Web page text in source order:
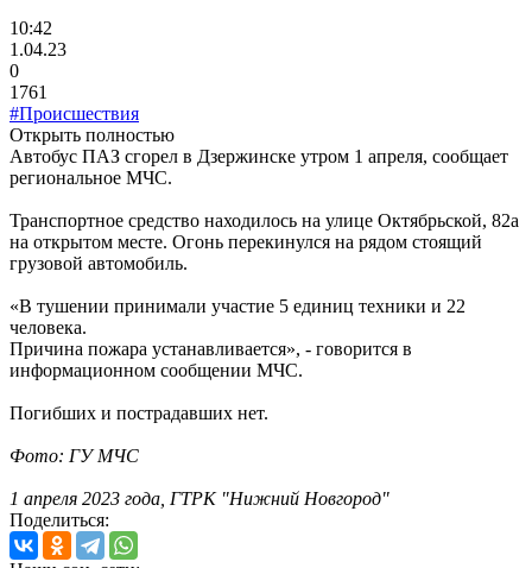
10:42
1.04.23
0
1761
#Происшествия
Открыть полностью
Автобус ПАЗ сгорел в Дзержинске утром 1 апреля, сообщает
региональное МЧС.
Транспортное средство находилось на улице Октябрьской, 82а
на открытом месте. Огонь перекинулся на рядом стоящий
грузовой автомобиль.
«В тушении принимали участие 5 единиц техники и 22
человека.
Причина пожара устанавливается», - говорится в
информационном сообщении МЧС.
Погибших и пострадавших нет.
Фото: ГУ МЧС
1 апреля 2023 года, ГТРК "Нижний Новгород"
Поделиться: